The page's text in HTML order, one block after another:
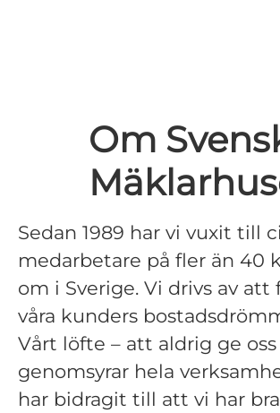
Om
Sedan 1989 har vi vuxit till
medarbetare på fler än 40
om i Sverige. Vi drivs av att
våra kunders
Vårt löfte – att aldrig ge oss
genomsyrar hela
har bidragit till att vi har